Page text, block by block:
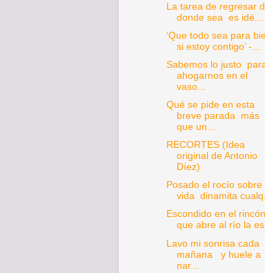
La tarea de regresar
donde sea es idé...
‘Que todo sea para
si estoy contigo’ -...
Sabemos lo justo
ahogarnos en el
vaso...
Qué se pide en esta
breve parada más
que un...
RECORTES (Idea
original de Antonio
Díez)
Posado el rocío sobre
vida dinamita
Escondido en el rincón
que abre al río la
Lavo mi sonrisa cada
mañana y huele a
nar...